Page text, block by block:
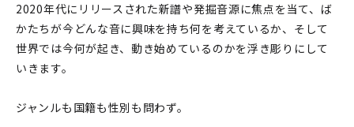
2020年代にリリースされた新譜や発掘音源に焦点を当て、ば
かたちが今どんな音に興味を持ち何を考えているか、そして
世界では今何が起き、動き始めているのかを浮き彫りにして
いきます。
ジャンルも国籍も性別も問わず。